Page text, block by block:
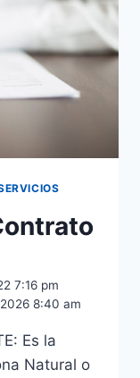
7:16 pm
8:40 am
Es la
Natural o